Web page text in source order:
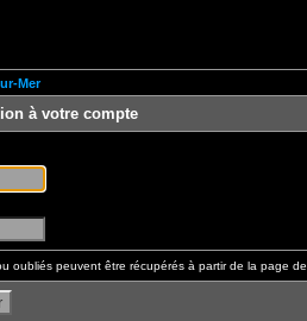
Mer
à votre compte
oubliés peuvent être récupérés à partir de la page de